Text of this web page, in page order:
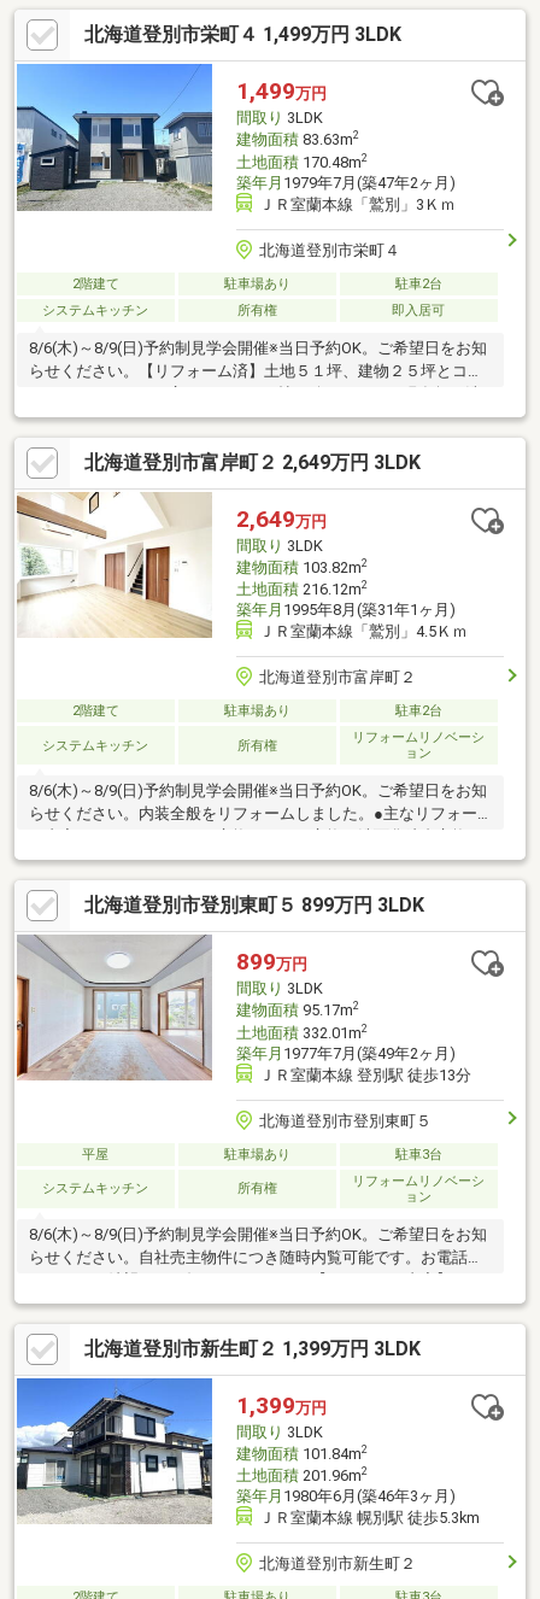
です。【おすすめポイント】・雨漏り、構造上主要な部分の欠陥
や・腐食、給排水管の故障や漏水についてお引渡しより２年間保
証・返済額や融資可能額など、お客様のご希望にあわせてご提
案。住宅ローンが初めての方でもお気軽にご相談ください【近隣
情報】道南バス はまなす団地前まで約150ｍ徒歩２分 鷲別小
学校迄約1.5ｋｍ 鷲別中学校迄
北海道登別市栄町４ 1,499万円 3LDK
1,499万円
間取り 3LDK
建物面積83.63m2
土地面積170.48m2
築年月 1979年7月(築47年2ヶ月)
ＪＲ室蘭本線「鷲別」3Ｋｍ
北海道登別市栄町４
2階建て 駐車場あり
駐車2台
システムキッチン
所有権 即入居可
8/6(木)～8/9(日)予約制見学会開催※当日予約OK。ご希望日をお知
らせください。【リフォーム済】土地５１坪、建物２５坪とコン
面所を造作し水回りはすべて交換致しました。ユニットバスも１
坪にいたしましたので足を延ばしゆっくりと入浴でき１日の疲れ
を癒せます。さらに、追焚機能付きですので入りたいときにいつ
もポカポカで入浴できます。【リフォーム内容】外壁、屋根、基
礎塗装、キッチン新品交換、ユニットバス新品交換、トイレ新品
交換、洗面化粧台新品交換、建具交換、玄関収納取付等【おすす
めポイント】・雨漏り、構造上主要な部分の欠
北海道登別市富岸町２ 2,649万円 3LDK
2,649万円
間取り 3LDK
建物面積103.82m2
土地面積216.12m2
築年月 1995年8月(築31年1ヶ月)
ＪＲ室蘭本線「鷲別」4.5Ｋｍ
北海道登別市富岸町２
2階建て 駐車場あり 駐車2台
システムキッチン 所有権
リフォームリノベーシ
ョン
8/6(木)～8/9(日)予約制見学会開催※当日予約OK。ご希望日をお知
らせください。内装全般をリフォームしました。●主なリフォー
ユニットバス１坪新品交換、石油給湯器交換、建具交換、床フロ
アタイル上張り、全室クロス張替え、一部ボード交換、照明器具
（LED）交換、全体クリーニングなど土地65坪北西角地。物置付
き2階建。３LDKの中古住宅です。【おすすめポイント】・本物件
は条件により住宅ローン減税が適用されます。・お客様に合わせ
たローンの組み方や金融機関をご提案。住宅ローンが初めての方
でもお気軽に
北海道登別市登別東町５ 899万円 3LDK
899万円
間取り 3LDK
建物面積95.17m2
土地面積332.01m2
築年月 1977年7月(築49年2ヶ月)
ＪＲ室蘭本線 登別駅 徒歩13分
北海道登別市登別東町５
平屋 駐車場あり 駐車3台
システムキッチン 所有権
リフォームリノベーシ
ョン
8/6(木)～8/9(日)予約制見学会開催※当日予約OK。ご希望日をお知
らせください。自社売主物件につき随時内覧可能です。お電話か
チン新品交換、駐車場拡張予定【おすすめポイント】・雨漏り、
構造上主要な部分の欠陥や・腐食、給排水管の故障や漏水につい
てお引渡しより２年間保証。・お客様に合わせたローンの組み方
や金融機関をご提案。住宅ローンが初めての方でもお気軽にご相
談ください。【周辺施設】・登別市立登別小学校まで約1200ｍ
（徒歩約15分）・登別市立登別中学校まで約700ｍ（徒歩約9
北海道登別市新生町２ 1,399万円 3LDK
1,399万円
間取り 3LDK
建物面積101.84m2
土地面積201.96m2
築年月 1980年6月(築46年3ヶ月)
ＪＲ室蘭本線 幌別駅 徒歩5.3km
北海道登別市新生町２